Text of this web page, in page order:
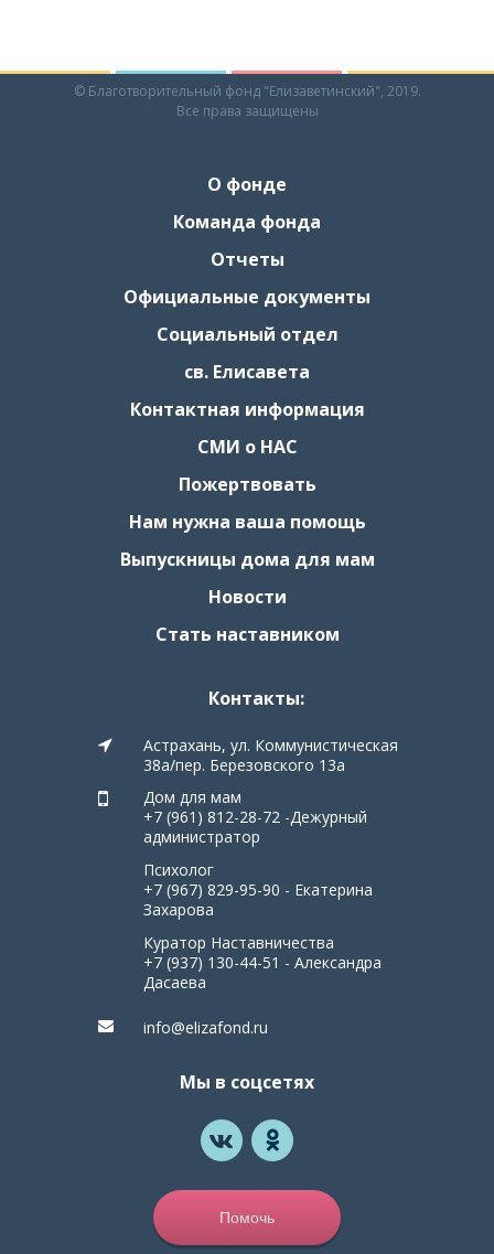
© Благотворительный фонд "Елизаветинский", 2019.
Все права защищены
О фонде
Команда фонда
Отчеты
Официальные документы
Социальный отдел
св. Елисавета
Контактная информация
СМИ о НАС
Пожертвовать
Нам нужна ваша помощь
Выпускницы дома для мам
Новости
Стать наставником
Контакты:
Астрахань, ул. Коммунистическая
38а/пер. Березовского 13а
Дом для мам
+7 (961) 812-28-72 -Дежурный
администратор
Психолог
+7 (967) 829-95-90 - Екатерина
Захарова
Куратор Наставничества
+7 (937) 130-44-51 - Александра
Дасаева
info@elizafond.ru
Мы в соцсетях
Помочь